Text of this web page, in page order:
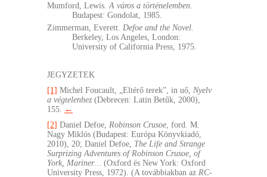
Mumford, Lewis. A város a történelemben.
Budapest: Gondolat, 1985.
Zimmerman, Everett. Defoe and the Novel.
Berkeley, Los Angeles, London:
University of California Press, 1975.
JEGYZETEK
[1] Michel Foucault, „Eltérő terek”, in uő, Nyelv
a végtelenhez (Debrecen: Latin Betűk, 2000),
155.
←
[2] Daniel Defoe, Robinson Crusoe , ford. M.
Nagy Miklós (Budapest: Európa Könyvkiadó,
2010), 20; Daniel Defoe, The Life and Strange
Surprizing Adventures of Robinson Crusoe, of
York, Mariner…
(Oxford és New York: Oxford
University Press, 1972). (A továbbiakban az RC-